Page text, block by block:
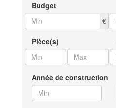
Budget
€
Pièce(s)
Année de construction